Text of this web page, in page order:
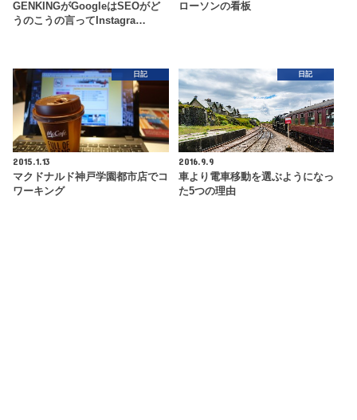
GENKINGがGoogleはSEOがど
うのこうの言ってInstagra…
ローソンの看板
日記
2015.1.13
マクドナルド神戸学園都市店でコ
ワーキング
日記
2016.9.9
車より電車移動を選ぶようになっ
た5つの理由